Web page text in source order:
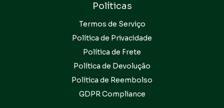
Políticas
Termos de Serviço
Política de Privacidade
Política de Frete
Política de Devolução
Política de Reembolso
GDPR Compliance